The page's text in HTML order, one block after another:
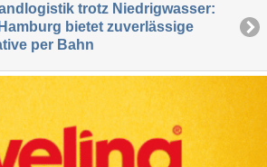
trotz Niedrigwasser:
bietet zuverlässige
per Bahn